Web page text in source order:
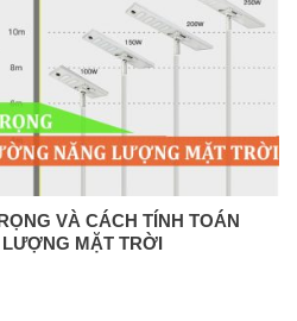
VÀ CÁCH TÍNH TOÁN
MẶT TRỜI